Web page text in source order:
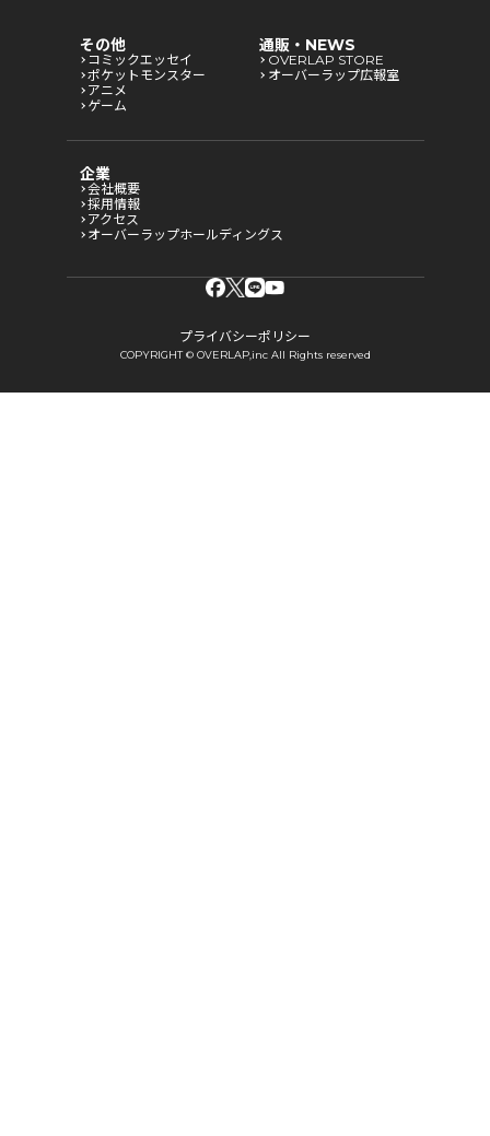
その他
コミックエッセイ
ポケットモンスター
アニメ
ゲーム
通販・NEWS
OVERLAP STORE
オーバーラップ広報室
企業
会社概要
採用情報
アクセス
オーバーラップホールディングス
プライバシーポリシー
COPYRIGHT © OVERLAP,inc All Rights reserved